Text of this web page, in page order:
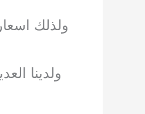
ولذلك
ولدينا